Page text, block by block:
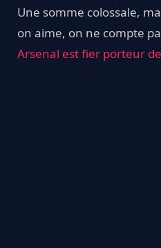
Une somme colossale,
on aime, on ne compte
Arsenal est fier porteur